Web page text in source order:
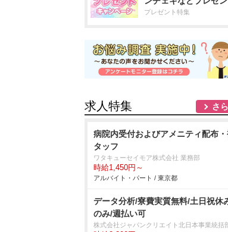
プレゼント特集
求人特集 さ
病院内受付およびアメニティ配布
タッフ
ワタキューセイモア株式会社 業務部
時給1,450円～
アルバイト・パート / 東京都
データ分析/寮費実質無料/土日祝休
のみ/週払い可
株式会社ジャパンクリエイト北日本事業統括